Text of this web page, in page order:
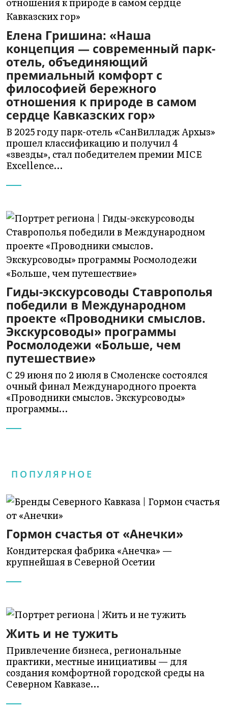
Елена Гришина: «Наша
концепция — современный парк-
отель, объединяющий
премиальный комфорт с
философией бережного
отношения к природе в самом
сердце Кавказских гор»
В 2025 году парк-отель «СанВилладж Архыз»
прошел классификацию и получил 4
«звезды», стал победителем премии MICE
Excellence…
Гиды-экскурсоводы Ставрополья
победили в Международном
проекте «Проводники смыслов.
Экскурсоводы» программы
Росмолодежи «Больше, чем
путешествие»
С 29 июня по 2 июля в Смоленске состоялся
очный финал Международного проекта
«Проводники смыслов. Экскурсоводы»
программы…
ПОПУЛЯРНОЕ
Гормон счастья от «Анечки»
Кондитерская фабрика «Анечка» —
крупнейшая в Северной Осетии
Жить и не тужить
Привлечение бизнеса, региональные
практики, местные инициативы — для
создания комфортной городской среды на
Северном Кавказе…